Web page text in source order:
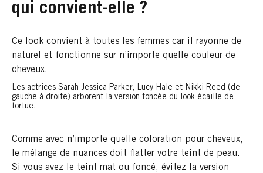
qui convient-elle ?
Ce look convient à toutes les femmes car il rayonne de
naturel et fonctionne sur n’importe quelle couleur de
cheveux.
Les actrices Sarah Jessica Parker, Lucy Hale et Nikki Reed (de
gauche à droite) arborent la version foncée du look écaille de
tortue.
Comme avec n’importe quelle coloration pour cheveux,
le mélange de nuances doit flatter votre teint de peau.
Si vous avez le teint mat ou foncé, évitez la version